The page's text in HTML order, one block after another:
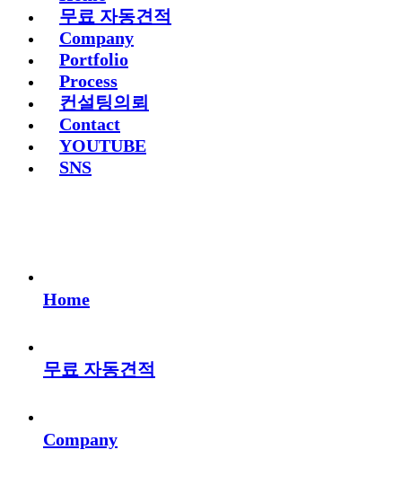
무료 자동견적
Company
Portfolio
Process
컨설팅의뢰
Contact
YOUTUBE
SNS
Home
무료 자동견적
Company